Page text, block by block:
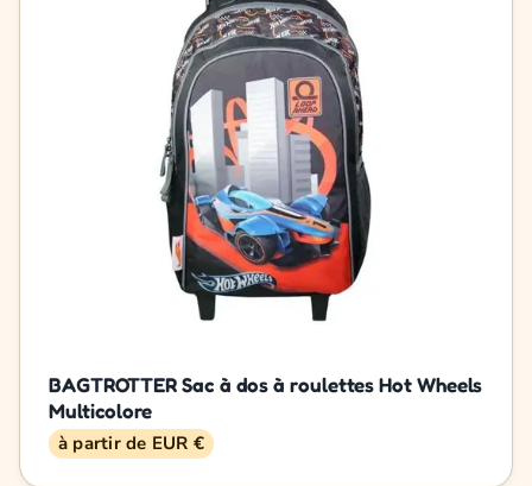
BAGTROTTER Sac à dos à roulettes Hot Wheels
Multicolore
à partir de EUR €